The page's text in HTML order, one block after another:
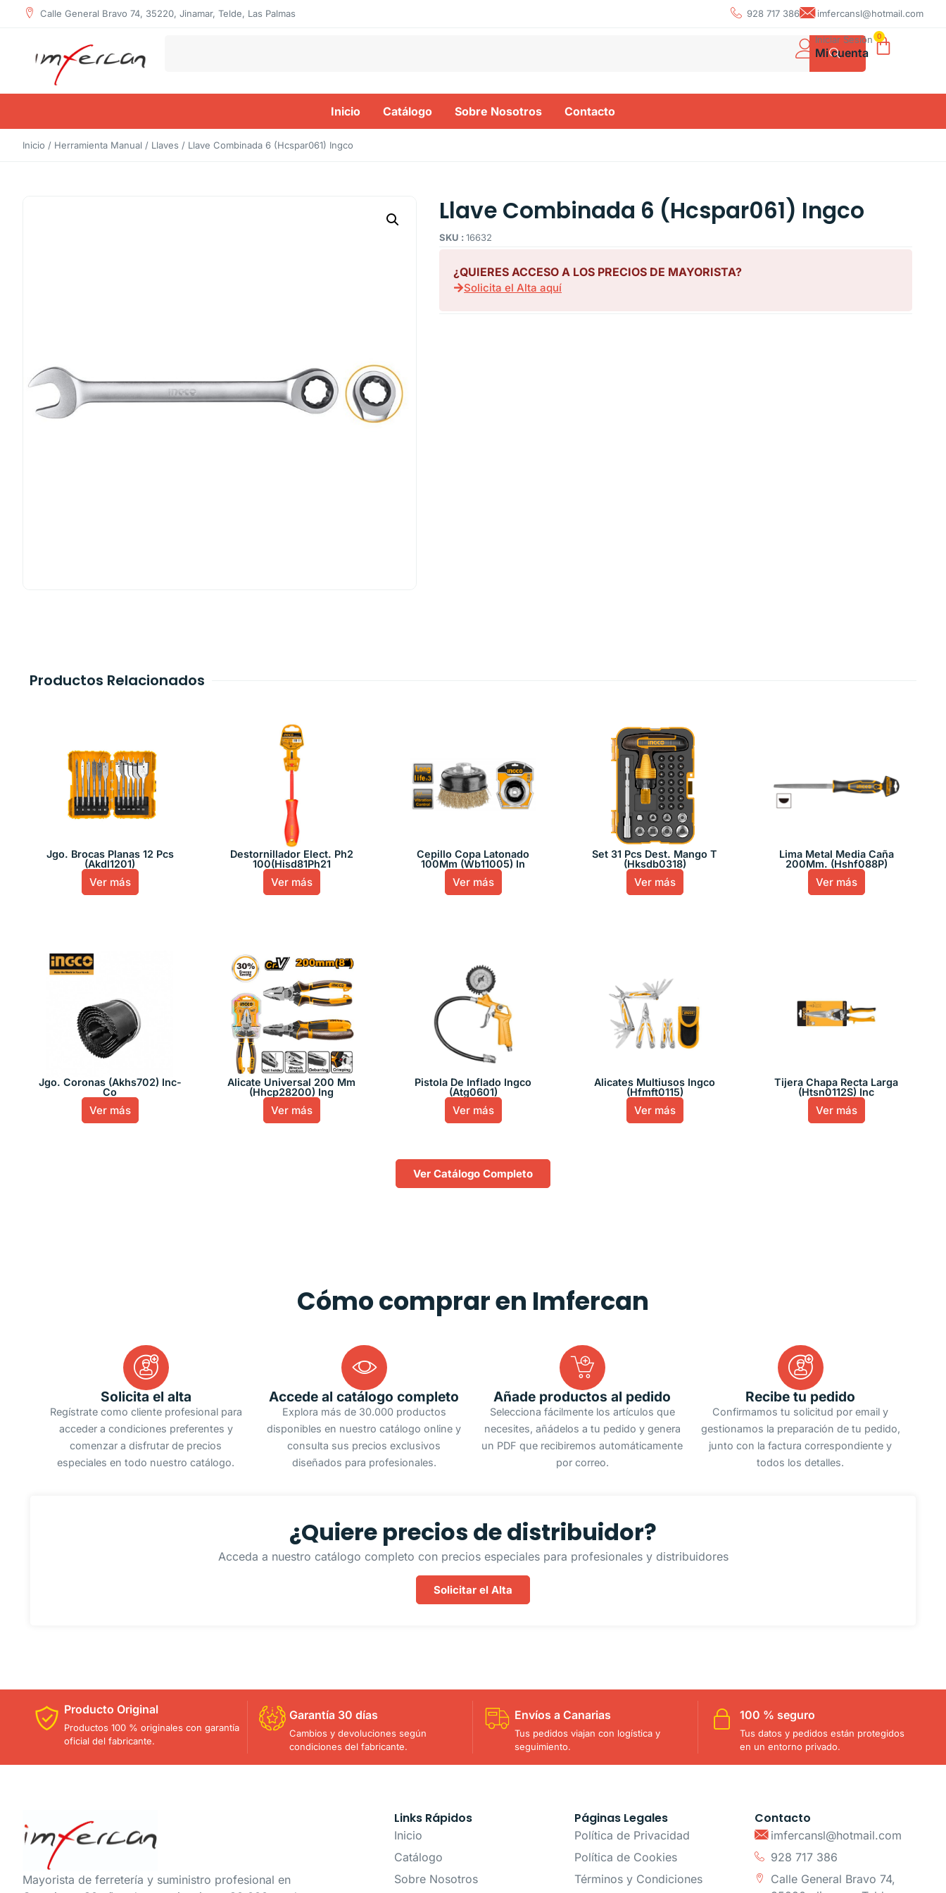
Calle General Bravo 74, 35220, Jinamar, Telde, Las Palmas 928 717 386 imfercansl@hotmail.com
Iniciar Sesión
Mi cuenta
0
Inicio Catálogo Sobre Nosotros Contacto
Inicio / Herramienta Manual / Llaves / Llave Combinada 6 (Hcspar061) Ingco
Llave Combinada 6 (Hcspar061) Ingco
SKU : 16632
¿QUIERES ACCESO A LOS PRECIOS DE MAYORISTA?
Solicita el Alta aquí
Productos Relacionados
Jgo. Brocas Planas 12 Pcs
(Akdl1201)
Ver más
Destornillador Elect. Ph2
100(Hisd81Ph21
Ver más
Cepillo Copa Latonado
100Mm (Wb11005) In
Ver más
Set 31 Pcs Dest. Mango T
(Hksdb0318)
Ver más
Lima Metal Media Caña
200Mm. (Hshf088P)
Ver más
Jgo. Coronas (Akhs702) Inc-
Co
Ver más
Alicate Universal 200 Mm
(Hhcp28200) Ing
Ver más
Pistola De Inflado Ingco
(Atg0601)
Ver más
Alicates Multiusos Ingco
(Hfmft0115)
Ver más
Tijera Chapa Recta Larga
(Htsn0112S) Inc
Ver más
Ver Catálogo Completo
Cómo comprar en Imfercan
Solicita el alta
Regístrate como cliente profesional para
acceder a condiciones preferentes y
comenzar a disfrutar de precios
especiales en todo nuestro catálogo.
Accede al catálogo completo
Explora más de 30.000 productos
disponibles en nuestro catálogo online y
consulta sus precios exclusivos
diseñados para profesionales.
Añade productos al pedido
Selecciona fácilmente los artículos que
necesites, añádelos a tu pedido y genera
un PDF que recibiremos automáticamente
por correo.
Recibe tu pedido
Confirmamos tu solicitud por email y
gestionamos la preparación de tu pedido,
junto con la factura correspondiente y
todos los detalles.
¿Quiere precios de distribuidor?
Acceda a nuestro catálogo completo con precios especiales para profesionales y distribuidores
Solicitar el Alta
Producto Original
Productos 100 % originales con garantía
oficial del fabricante.
Garantía 30 días
Cambios y devoluciones según
condiciones del fabricante.
Envíos a Canarias
Tus pedidos viajan con logística y
seguimiento.
100 % seguro
Tus datos y pedidos están protegidos
en un entorno privado.
Mayorista de ferretería y suministro profesional en
Links Rápidos
Inicio
Catálogo
Sobre Nosotros
Páginas Legales
Política de Privacidad
Política de Cookies
Términos y Condiciones
Contacto
imfercansl@hotmail.com
928 717 386
Calle General Bravo 74,